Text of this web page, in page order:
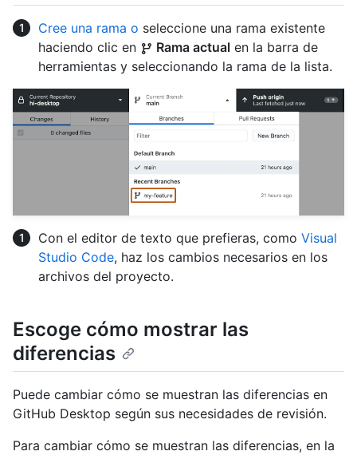
Cree una rama o seleccione una rama existente
haciendo clic en
Rama actual en la barra de
herramientas y seleccionando la rama de la lista.
Con el editor de texto que prefieras, como Visual
Studio Code, haz los cambios necesarios en los
archivos del proyecto.
Escoge cómo mostrar las
diferencias
Puede cambiar cómo se muestran las diferencias en
GitHub Desktop según sus necesidades de revisión.
Para cambiar cómo se muestran las diferencias, en la